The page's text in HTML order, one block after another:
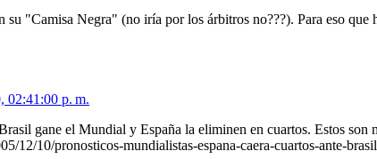
su "Camisa Negra" (no iría por los árbitros no???). Para eso
02:41:00 p. m.
gane el Mundial y España la eliminen en cuartos. Estos son
12/10/pronosticos-mundialistas-espana-caera-cuartos-ante-brasil